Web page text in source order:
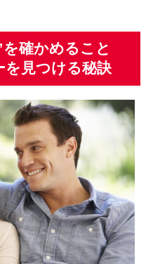
確かめること
を見つける秘訣